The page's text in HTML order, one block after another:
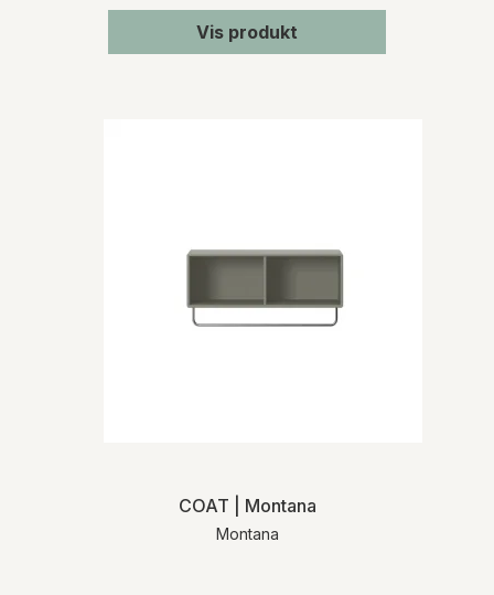
Vis produkt
COAT | Montana
Montana